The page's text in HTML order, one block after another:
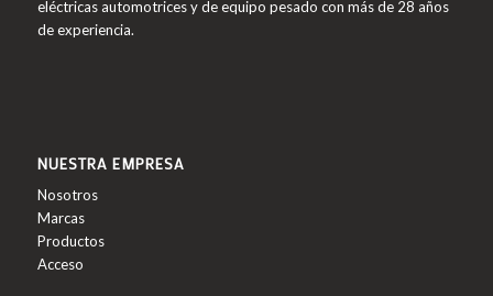
eléctricas automotrices y de equipo pesado con más de 28 años
de experiencia.
NUESTRA EMPRESA
Nosotros
Marcas
Productos
Acceso